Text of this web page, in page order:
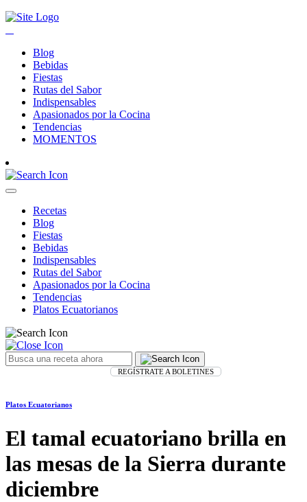
Blog
Bebidas
Fiestas
Rutas del Sabor
Indispensables
Apasionados por la Cocina
Tendencias
MOMENTOS
Recetas
Blog
Fiestas
Bebidas
Indispensables
Rutas del Sabor
Apasionados por la Cocina
Tendencias
Platos Ecuatorianos
REGÍSTRATE A BOLETINES
Platos Ecuatorianos
El tamal ecuatoriano brilla en
las mesas de la Sierra durante
diciembre